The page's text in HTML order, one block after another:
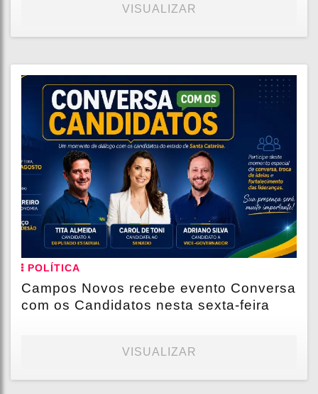
VISUALIZAR
POLÍTICA
Campos Novos recebe evento Conversa
com os Candidatos nesta sexta-feira
VISUALIZAR